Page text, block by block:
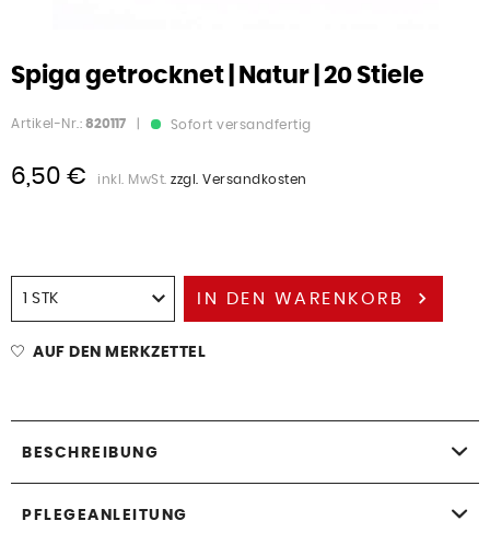
Spiga getrocknet | Natur | 20 Stiele
Artikel-Nr.: 820117 Sofort versandfertig
6,50 € inkl. MwSt. zzgl. Versandkosten
IN DEN WARENKORB
AUF DEN MERKZETTEL
BESCHREIBUNG
PFLEGEANLEITUNG